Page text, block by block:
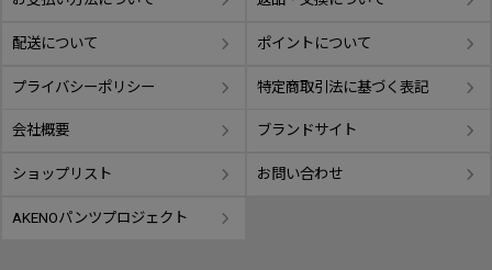
配送について ポイントについて
プライバシーポリシー 特定商取引法に基づく表記
会社概要 ブランドサイト
ショップリスト お問い合わせ
AKENOパンツプロジェクト